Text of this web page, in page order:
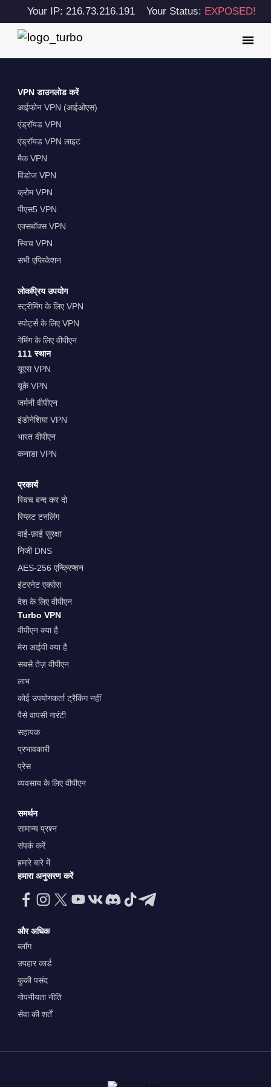
Your IP: 216.73.216.191 Your Status: EXPOSED!
VPN डाउनलोड करें
आईफोन VPN (आईओएस)
एंड्रॉयड VPN
एंड्रॉयड VPN लाइट
मैक VPN
विंडोज VPN
क्रोम VPN
पीएस5 VPN
एक्सबॉक्स VPN
स्विच VPN
सभी एप्लिकेशन
लोकप्रिय उपयोग
स्ट्रीमिंग के लिए VPN
स्पोर्ट्स के लिए VPN
गेमिंग के लिए वीपीएन
111 स्थान
यूएस VPN
यूके VPN
जर्मनी वीपीएन
इंडोनेशिया VPN
भारत वीपीएन
कनाडा VPN
प्रकार्य
स्विच बन्द कर दो
स्प्लिट टनलिंग
वाई-फ़ाई सुरक्षा
निजी DNS
AES-256 एन्क्रिप्शन
इंटरनेट एक्सेस
देश के लिए वीपीएन
Turbo VPN
वीपीएन क्या है
मेरा आईपी क्या है
सबसे तेज़ वीपीएन
लाभ
कोई उपयोगकर्ता ट्रैकिंग नहीं
पैसे वापसी गारंटी
सहायक
प्रभावकारी
प्रेस
व्यवसाय के लिए वीपीएन
समर्थन
सामान्य प्रश्न
संपर्क करें
हमारे बारे में
हमारा अनुसरण करें
और अधिक
ब्लॉग
उपहार कार्ड
कुकी पसंद
गोपनीयता नीति
सेवा की शर्तें